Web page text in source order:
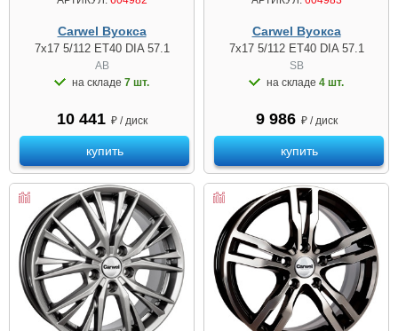
Carwel Вуокса
7x17 5/112 ET40 DIA 57.1
AB
на складе 7 шт.
10 441 ₽ / диск
купить
Carwel Вуокса
7x17 5/112 ET40 DIA 57.1
SB
на складе 4 шт.
9 986 ₽ / диск
купить